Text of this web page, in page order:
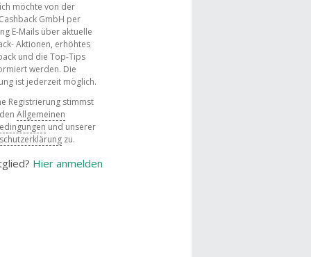
ich möchte von der
GmbH per
E-Mails über aktuelle
Aktionen, erhöhtes
und die Top-Tips
werden. Die
ist jederzeit möglich.
Registrierung stimmst
Allgemeinen
und unserer
zu.
Hier anmelden